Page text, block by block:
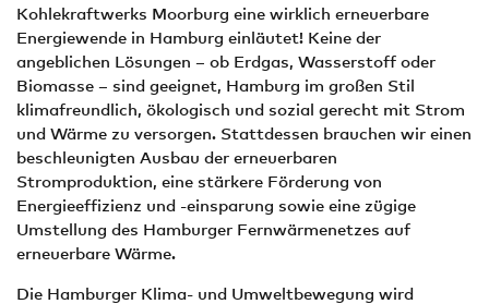
Kohlekraftwerks Moorburg eine wirklich erneuerbare
Energiewende in Hamburg einläutet! Keine der
angeblichen Lösungen – ob Erdgas, Wasserstoff oder
Biomasse – sind geeignet, Hamburg im großen Stil
klimafreundlich, ökologisch und sozial gerecht mit Strom
und Wärme zu versorgen. Stattdessen brauchen wir einen
beschleunigten Ausbau der erneuerbaren
Stromproduktion, eine stärkere Förderung von
Energieeffizienz und -einsparung sowie eine zügige
Umstellung des Hamburger Fernwärmenetzes auf
erneuerbare Wärme.
Die Hamburger Klima- und Umweltbewegung wird